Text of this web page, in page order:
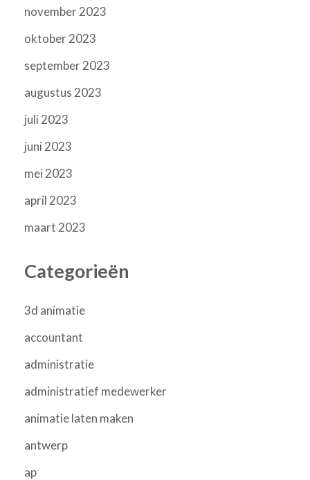
november 2023
oktober 2023
september 2023
augustus 2023
juli 2023
juni 2023
mei 2023
april 2023
maart 2023
Categorieën
3d animatie
accountant
administratie
administratief medewerker
animatie laten maken
antwerp
ap